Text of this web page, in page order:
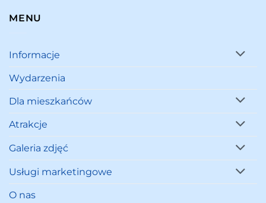
MENU
Informacje
Wydarzenia
Dla mieszkańców
Atrakcje
Galeria zdjęć
Usługi marketingowe
O nas